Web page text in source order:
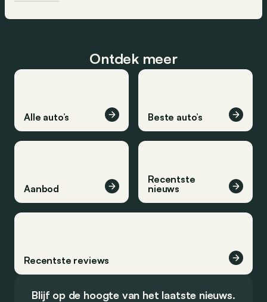
Ontdek meer
Alle auto’s Beste auto’s
Aanbod
Recentste
nieuws
Recentste reviews
Blijf op de hoogte van het laatste nieuws.